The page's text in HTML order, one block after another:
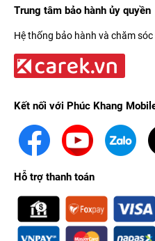
Trung tâm bảo hành ủy quyền
Hệ thống bảo hành và chăm
Kết nối với Phúc Khang
Hỗ trợ thanh toán